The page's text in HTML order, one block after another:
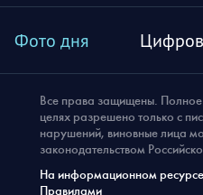
Фото дня
Все права защищены. Полное
целях разрешено только с
нарушений, виновные лица
законодательством
На информационном ресурсе
Правилами